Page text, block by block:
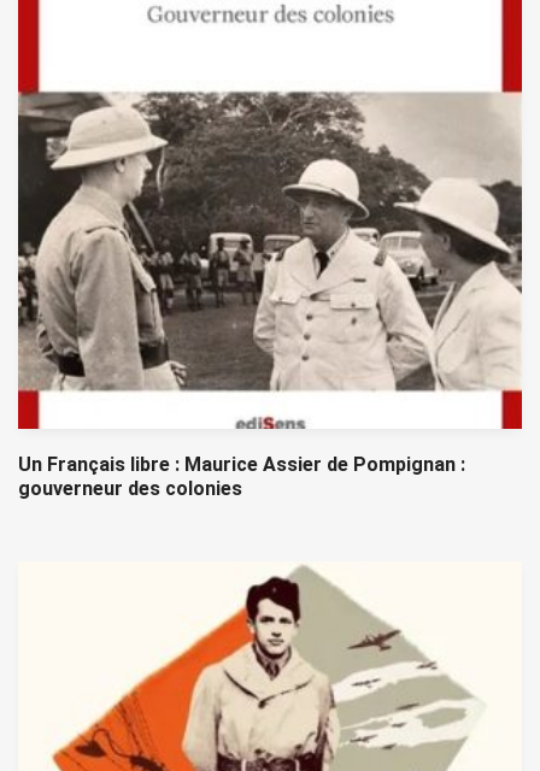
Un Français libre : Maurice Assier de Pompignan :
gouverneur des colonies